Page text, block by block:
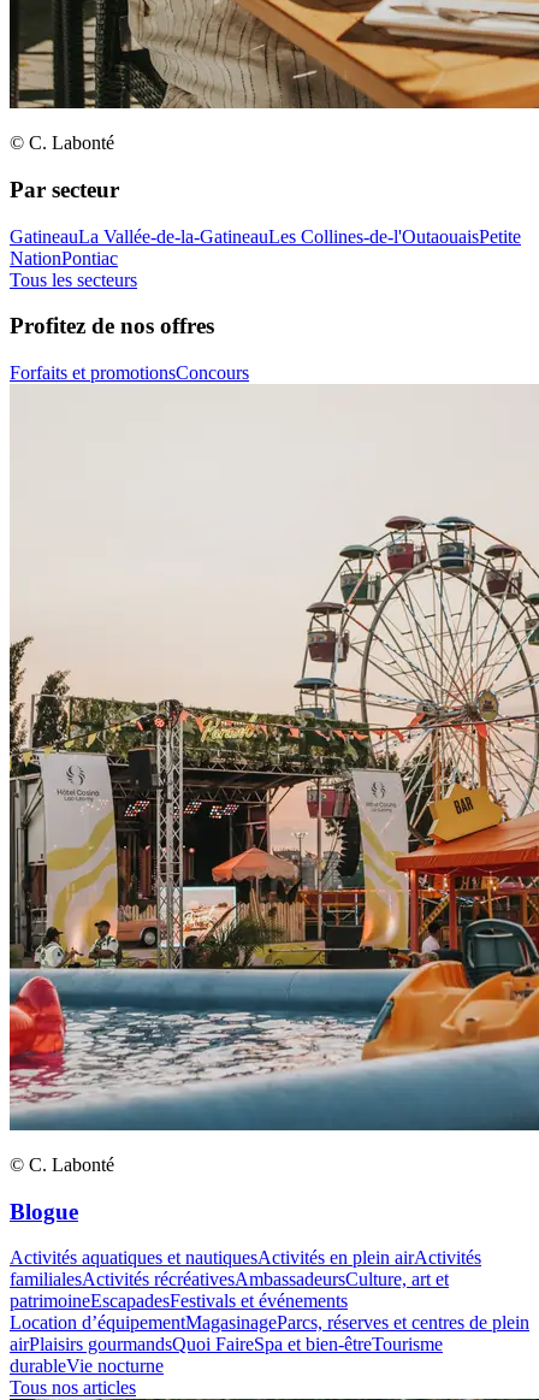
© C. Labonté
Par secteur
GatineauLa Vallée-de-la-GatineauLes Collines-de-l'OutaouaisPetite
NationPontiac
Tous les secteurs
Profitez de nos offres
Forfaits et promotionsConcours
© C. Labonté
Blogue
Activités aquatiques et nautiquesActivités en plein airActivités
familialesActivités récréativesAmbassadeursCulture, art et
patrimoineEscapadesFestivals et événements
Location d’équipementMagasinageParcs, réserves et centres de plein
airPlaisirs gourmandsQuoi FaireSpa et bien-êtreTourisme
durableVie nocturne
Tous nos articles